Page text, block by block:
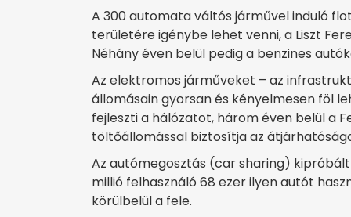
A 300 automata váltós járművel induló
területére igénybe lehet venni, a Liszt
Néhány éven belül pedig a benzines
Az elektromos járműveket – az
állomásain gyorsan és kényelmesen föl
fejleszti a hálózatot, három éven belül a
töltőállomással biztosítja az
Az autómegosztás (car sharing)
millió felhasználó 68 ezer ilyen autót
körülbelül a fele.